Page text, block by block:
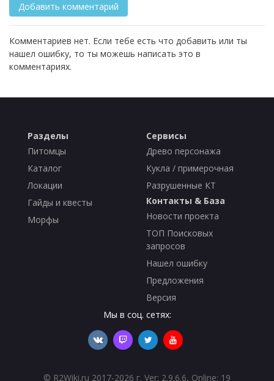
Комментариев нет. Если тебе есть что добавить или ты
нашел ошибку, то ты можешь написать это в
комментариях.
Разделы
Питомцы
Каталог
Локации
Гайды и квесты
Морфы
Сервисы
Древо персонажа
Кукла / примерочная
Разрушенные КТ
Контакты & База
Новости проекта
ТОП Поисковых
запросов
Нашел ошибку
Предложения
Версия
Мы в соц. сетях:
© R2Wiki.ru 2017-2026 г. Ver: 2.9.6.6, Online: 19